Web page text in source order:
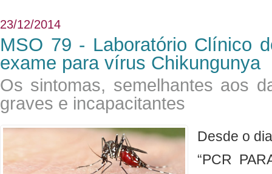
23/12/2014
MSO 79 - Laboratório Clínico
exame para vírus Chikungunya
Os sintomas, semelhantes aos
graves e incapacitantes
Desde o
“PCR